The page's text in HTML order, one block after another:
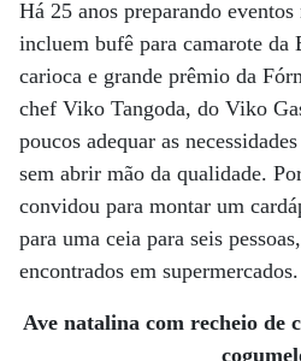
Há 25 anos preparando eventos
incluem bufê para camarote da
carioca e grande prêmio da
chef Viko Tangoda, do Viko
poucos adequar as
sem abrir mão da qualidade.
convidou para montar um
para uma ceia para seis
encontrados em supermercados.
Ave natalina com recheio de